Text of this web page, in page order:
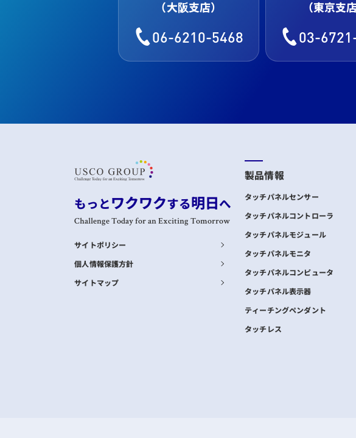
（大阪支店）
06-6210-5468
（東京支店
03-
もっとワクワクする明日へ
Challenge Today for an Exciting Tomorrow
サイトポリシー
個人情報保護方針
サイトマップ
製品情報
タッチパネルセンサー
タッチパネルコントローラ
タッチパネルモジュール
タッチパネルモニタ
タッチパネルコンピュータ
タッチパネル表示器
ティーチングペンダント
タッチレス